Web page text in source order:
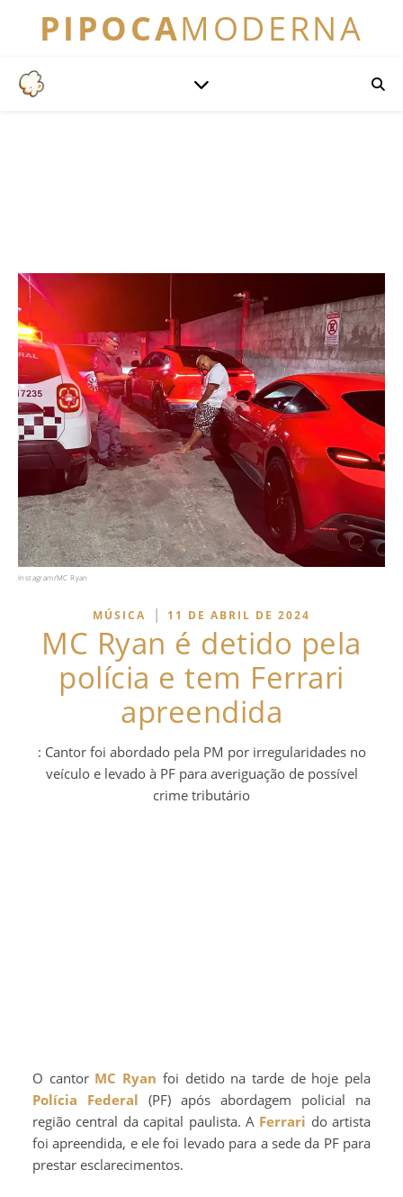
PIPOCAMODERNA
Instagram/MC Ryan
MÚSICA | 11 DE ABRIL DE 2024
MC Ryan é detido pela
polícia e tem Ferrari
apreendida
: Cantor foi abordado pela PM por irregularidades no
veículo e levado à PF para averiguação de possível
crime tributário
O cantor MC Ryan foi detido na tarde de hoje pela
Polícia Federal (PF) após abordagem policial na
região central da capital paulista. A Ferrari do artista
foi apreendida, e ele foi levado para a sede da PF para
prestar esclarecimentos.